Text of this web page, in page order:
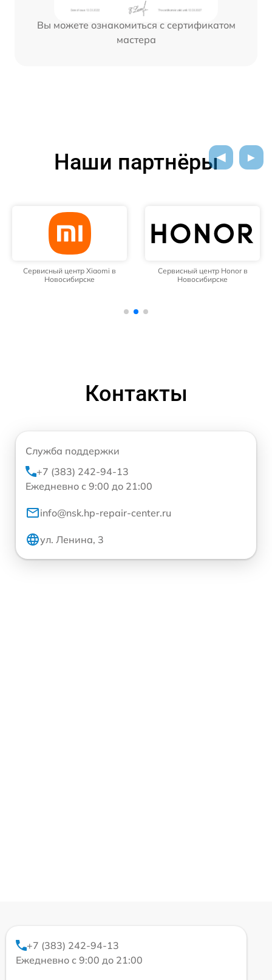
Вы можете ознакомиться с сертификатом
мастера
Наши партнёры
Сервисный центр Xiaomi в
Новосибирске
Сервисный центр Honor в
Новосибирске
Контакты
Служба поддержки
+7 (383) 242-94-13
Ежедневно с 9:00 до 21:00
info@nsk.hp-repair-center.ru
ул. Ленина, 3
+7 (383) 242-94-13
Ежедневно с 9:00 до 21:00